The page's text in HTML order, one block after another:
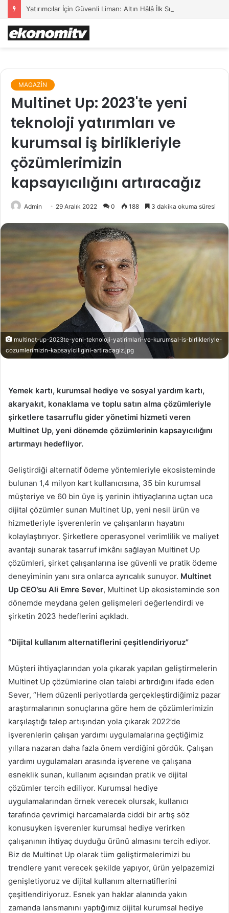
Yatırımcılar İçin Güvenli Liman: Altın Hâlâ İlk Sırada mı?
MAGAZİN
Multinet Up: 2023'te yeni
teknoloji yatırımları ve
kurumsal iş birlikleriyle
çözümlerimizin
kapsayıcılığını artıracağız
Admin 29 Aralık 2022 0 188 3 dakika okuma süresi
multinet-up-2023te-yeni-teknoloji-yatirimlari-ve-kurumsal-is-birlikleriyle-
cozumlerimizin-kapsayiciligini-artiracagiz.jpg
Yemek kartı, kurumsal hediye ve sosyal yardım kartı,
akaryakıt, konaklama ve toplu satın alma çözümleriyle
şirketlere tasarruflu gider yönetimi hizmeti veren
Multinet Up, yeni dönemde çözümlerinin kapsayıcılığını
artırmayı hedefliyor.
Geliştirdiği alternatif ödeme yöntemleriyle ekosisteminde
bulunan 1,4 milyon kart kullanıcısına, 35 bin kurumsal
müşteriye ve 60 bin üye iş yerinin ihtiyaçlarına uçtan uca
dijital çözümler sunan Multinet Up, yeni nesil ürün ve
hizmetleriyle işverenlerin ve çalışanların hayatını
kolaylaştırıyor. Şirketlere operasyonel verimlilik ve maliyet
avantajı sunarak tasarruf imkânı sağlayan Multinet Up
çözümleri, şirket çalışanlarına ise güvenli ve pratik ödeme
deneyiminin yanı sıra onlarca ayrıcalık sunuyor. Multinet
Up CEO’su Ali Emre Sever, Multinet Up ekosisteminde son
dönemde meydana gelen gelişmeleri değerlendirdi ve
şirketin 2023 hedeflerini açıkladı.
“Dijital kullanım alternatiflerini çeşitlendiriyoruz”
Müşteri ihtiyaçlarından yola çıkarak yapılan geliştirmelerin
Multinet Up çözümlerine olan talebi artırdığını ifade eden
Sever, “Hem düzenli periyotlarda gerçekleştirdiğimiz pazar
araştırmalarının sonuçlarına göre hem de çözümlerimizin
karşılaştığı talep artışından yola çıkarak 2022’de
işverenlerin çalışan yardımı uygulamalarına geçtiğimiz
yıllara nazaran daha fazla önem verdiğini gördük. Çalışan
yardımı uygulamaları arasında işverene ve çalışana
esneklik sunan, kullanım açısından pratik ve dijital
çözümler tercih ediliyor. Kurumsal hediye
uygulamalarından örnek verecek olursak, kullanıcı
tarafında çevrimiçi harcamalarda ciddi bir artış söz
konusuyken işverenler kurumsal hediye verirken
çalışanının ihtiyaç duyduğu ürünü almasını tercih ediyor.
Biz de Multinet Up olarak tüm geliştirmelerimizi bu
trendlere yanıt verecek şekilde yapıyor, ürün yelpazemizi
genişletiyoruz ve dijital kullanım alternatiflerini
çeşitlendiriyoruz. Esnek yan haklar alanında yakın
zamanda lansmanını yaptığımız dijital kurumsal hediye